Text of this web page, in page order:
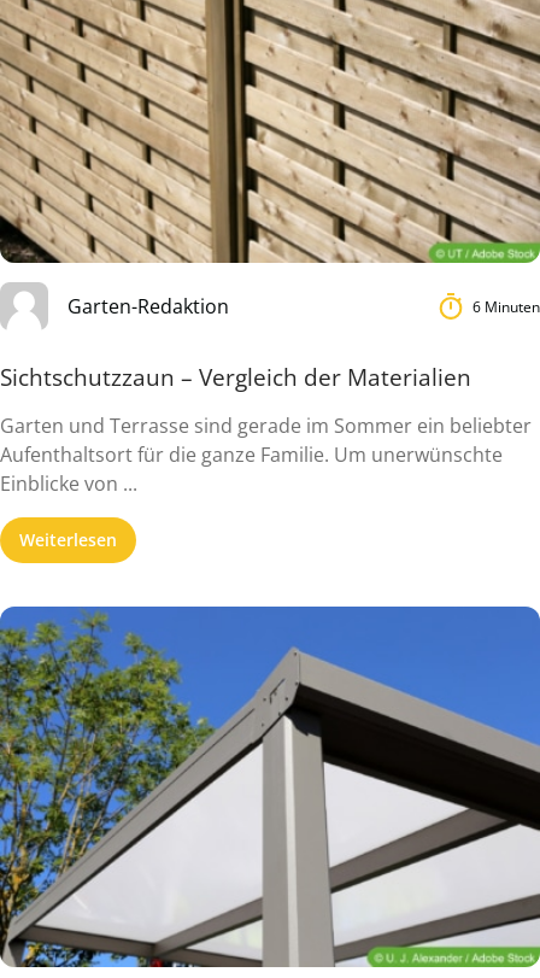
Garten-Redaktion 6 Minuten
Sichtschutzzaun – Vergleich der Materialien
Garten und Terrasse sind gerade im Sommer ein beliebter
Aufenthaltsort für die ganze Familie. Um unerwünschte
Einblicke von ...
Weiterlesen